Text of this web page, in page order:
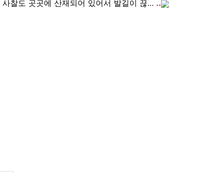
찰도 곳곳에 산재되어 있어서 발길이 끊… ..